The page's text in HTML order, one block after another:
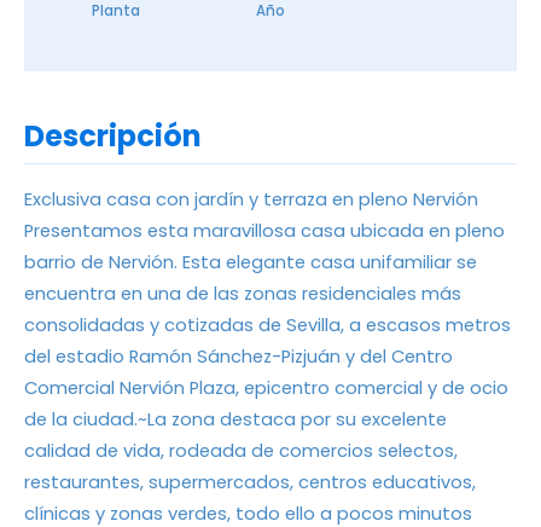
Planta Año
Descripción
Exclusiva casa con jardín y terraza en pleno Nervión
Presentamos esta maravillosa casa ubicada en pleno
barrio de Nervión. Esta elegante casa unifamiliar se
encuentra en una de las zonas residenciales más
consolidadas y cotizadas de Sevilla, a escasos metros
del estadio Ramón Sánchez-Pizjuán y del Centro
Comercial Nervión Plaza, epicentro comercial y de ocio
de la ciudad.~La zona destaca por su excelente
calidad de vida, rodeada de comercios selectos,
restaurantes, supermercados, centros educativos,
clínicas y zonas verdes, todo ello a pocos minutos